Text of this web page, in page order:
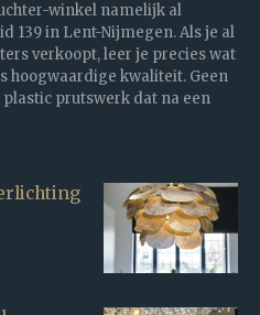
winkel namelijk al
139 in Lent-Nijmegen. Als je al
verkoopt, leer je precies wat
hoogwaardige kwaliteit. Geen
prutswerk dat na een